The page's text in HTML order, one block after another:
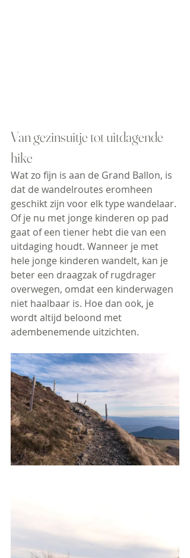
Van gezinsuitje tot uitdagende
hike
Wat zo fijn is aan de Grand Ballon, is
dat de wandelroutes eromheen
geschikt zijn voor elk type wandelaar.
Of je nu met jonge kinderen op pad
gaat of een tiener hebt die van een
uitdaging houdt. Wanneer je met
hele jonge kinderen wandelt, kan je
beter een draagzak of rugdrager
overwegen, omdat een kinderwagen
niet haalbaar is. Hoe dan ook, je
wordt altijd beloond met
adembenemende uitzichten.